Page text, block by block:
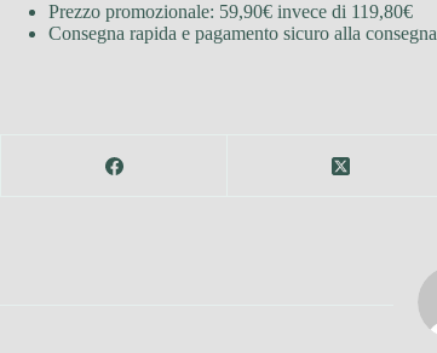
Prezzo promozionale: 59,90€ invece di 119,80€
Consegna rapida e pagamento sicuro alla consegna